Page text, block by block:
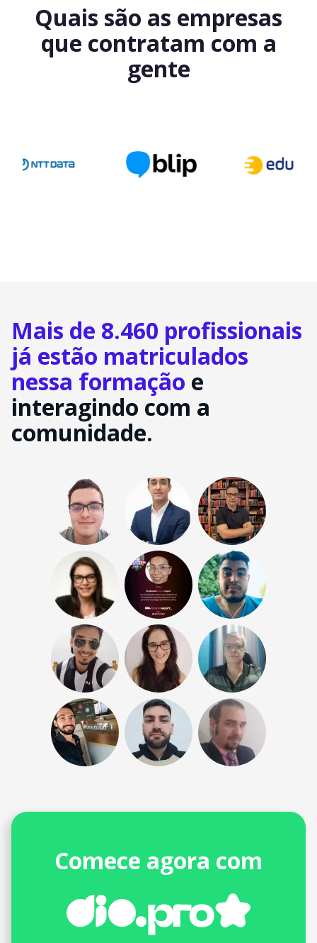
Quais são as empresas
que contratam com a
gente
Mais de 8.460 profissionais
já estão matriculados
nessa formação e
interagindo com a
comunidade.
Comece agora com